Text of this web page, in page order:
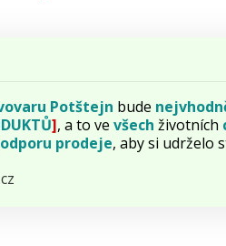
Potštejn bude
], a to ve všech životních
prodeje, aby si udrželo